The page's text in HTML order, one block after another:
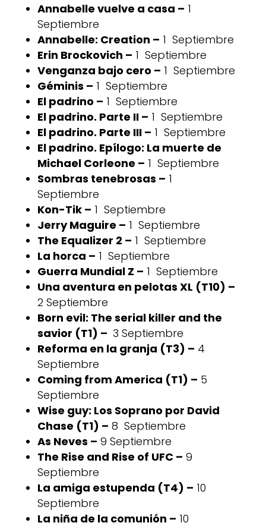
Annabelle vuelve a casa – 1
Septiembre
Annabelle: Creation – 1 Septiembre
Erin Brockovich – 1 Septiembre
Venganza bajo cero – 1 Septiembre
Géminis – 1 Septiembre
El padrino – 1 Septiembre
El padrino. Parte II – 1 Septiembre
El padrino. Parte III – 1 Septiembre
El padrino. Epílogo: La muerte de
Michael Corleone – 1 Septiembre
Sombras tenebrosas – 1
Septiembre
Kon-Tik – 1 Septiembre
Jerry Maguire – 1 Septiembre
The Equalizer 2 – 1 Septiembre
La horca – 1 Septiembre
Guerra Mundial Z – 1 Septiembre
Una aventura en pelotas XL (T10) –
2 Septiembre
Born evil: The serial killer and the
savior (T1) – 3 Septiembre
Reforma en la granja (T3) – 4
Septiembre
Coming from America (T1) – 5
Septiembre
Wise guy: Los Soprano por David
Chase (T1) – 8 Septiembre
As Neves – 9 Septiembre
The Rise and Rise of UFC – 9
Septiembre
La amiga estupenda (T4) – 10
Septiembre
La niña de la comunión – 10